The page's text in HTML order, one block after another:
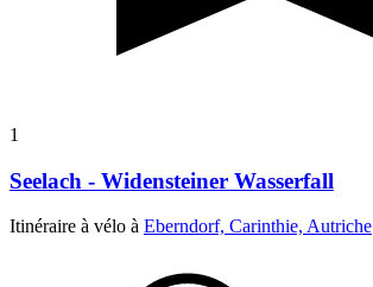
1
Seelach - Widensteiner Wasserfall
Itinéraire à vélo à Eberndorf, Carinthie, Autriche